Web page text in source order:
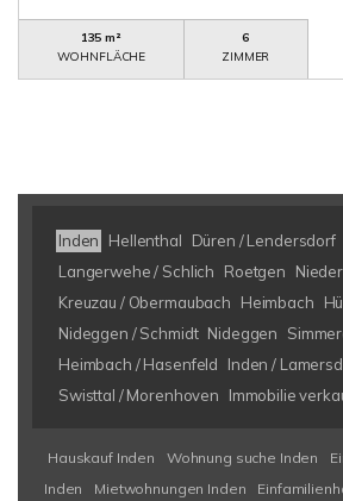
135 m²
WOHNFLÄCHE
6
ZIMMER
Inden Hellenthal Düren / Lendersdorf
Langerwehe / Schlich
Roetgen
Kreuzau / Obermaubach
Heimbach
Nideggen / Schmidt Nideggen
Heimbach / Hasenfeld
Inden /
Swisttal / Morenhoven
Immobilie
Hauskauf Inden Wohnung suche Inden
Inden
Mietwohnungen Inden